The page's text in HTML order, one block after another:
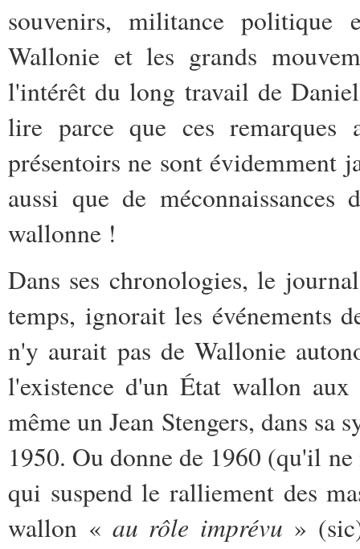
souvenirs, militance
Wallonie et les grands
l'intérêt du long travail de
lire parce que ces
présentoirs ne sont évidemment
aussi que de
wallonne !
Dans ses chronologies, le
temps, ignorait les événements
n'y aurait pas de Wallonie
l'existence d'un État wallon
même un Jean Stengers, dans sa
1950. Ou donne de 1960 (qu'il
qui suspend le ralliement des
wallon « au rôle imprévu »